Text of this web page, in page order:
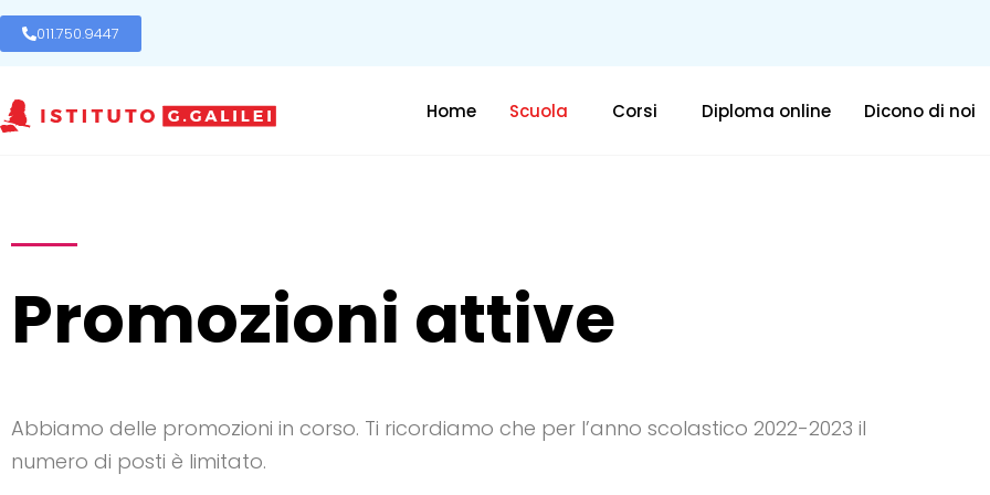
011.750.9447
Home Scuola Corsi Diploma online Dicono di noi
Promozioni attive
Abbiamo delle promozioni in corso. Ti ricordiamo che per l’anno scolastico 2022-2023 il
numero di posti è limitato.